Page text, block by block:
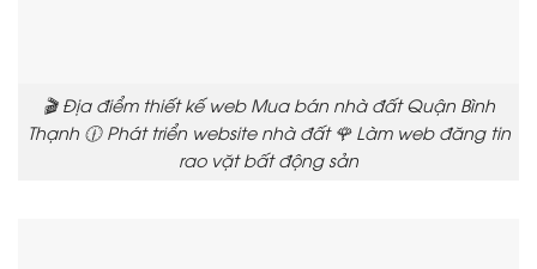
🎬 Địa điểm thiết kế web Mua bán nhà đất Quận Bình
Thạnh 🕧 Phát triển website nhà đất 🌹 Làm web đăng tin
rao vặt bất động sản